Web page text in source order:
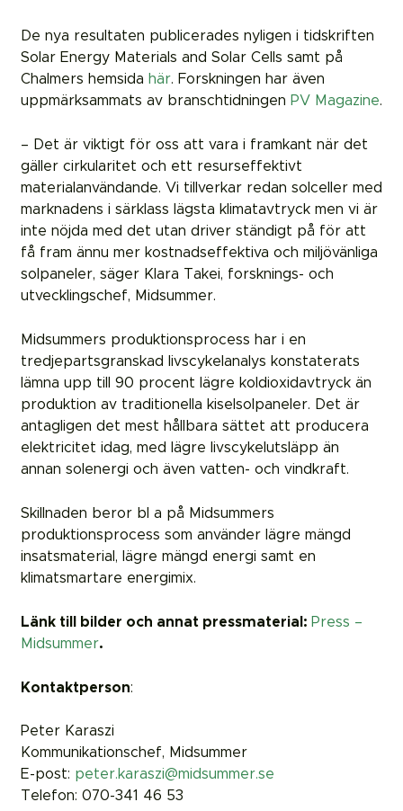
De nya resultaten publicerades nyligen i tidskriften
Solar Energy Materials and Solar Cells samt på
Chalmers hemsida här. Forskningen har även
uppmärksammats av branschtidningen PV Magazine.
– Det är viktigt för oss att vara i framkant när det
gäller cirkularitet och ett resurseffektivt
materialanvändande. Vi tillverkar redan solceller med
marknadens i särklass lägsta klimatavtryck men vi är
inte nöjda med det utan driver ständigt på för att
få fram ännu mer kostnadseffektiva och miljövänliga
solpaneler, säger Klara Takei, forsknings- och
utvecklingschef, Midsummer.
Midsummers produktionsprocess har i en
tredjepartsgranskad livscykelanalys konstaterats
lämna upp till 90 procent lägre koldioxidavtryck än
produktion av traditionella kiselsolpaneler. Det är
antagligen det mest hållbara sättet att producera
elektricitet idag, med lägre livscykelutsläpp än
annan solenergi och även vatten- och vindkraft.
Skillnaden beror bl a på Midsummers
produktionsprocess som använder lägre mängd
insatsmaterial, lägre mängd energi samt en
klimatsmartare energimix.
Länk till bilder och annat pressmaterial: Press –
Midsummer.
Kontaktperson:
Peter Karaszi
Kommunikationschef, Midsummer
E-post: peter.karaszi@midsummer.se
Telefon: 070-341 46 53